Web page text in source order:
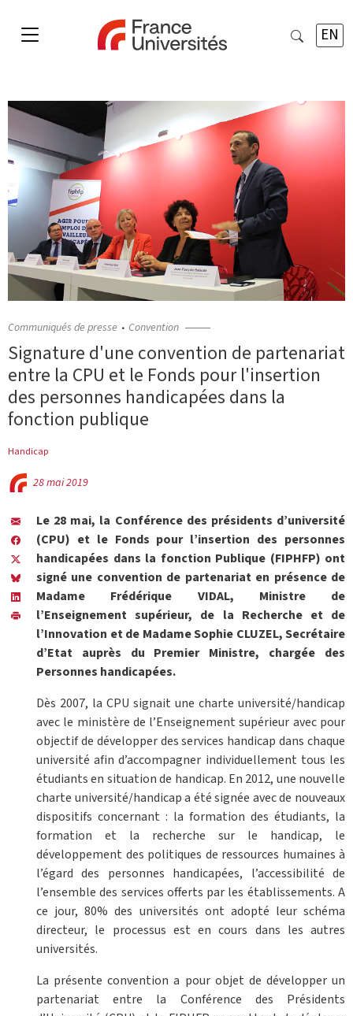
EN
Communiqués de presse Convention
Signature d'une convention de partenariat
entre la CPU et le Fonds pour l'insertion
des personnes handicapées dans la
fonction publique
Handicap
28 mai 2019
Le 28 mai, la Conférence des présidents d’université
(CPU) et le Fonds pour l’insertion des personnes
handicapées dans la fonction Publique (FIPHFP) ont
signé une convention de partenariat en présence de
Madame Frédérique VIDAL, Ministre de
l’Enseignement supérieur, de la Recherche et de
l’Innovation et de Madame Sophie CLUZEL, Secrétaire
d’Etat auprès du Premier Ministre, chargée des
Personnes handicapées.
Dès 2007, la CPU signait une charte université/handicap
avec le ministère de l’Enseignement supérieur avec pour
objectif de développer des services handicap dans chaque
université afin d’accompagner individuellement tous les
étudiants en situation de handicap. En 2012, une nouvelle
charte université/handicap a été signée avec de nouveaux
dispositifs concernant : la formation des étudiants, la
formation et la recherche sur le handicap, le
développement des politiques de ressources humaines à
l’égard des personnes handicapées, l’accessibilité de
l’ensemble des services offerts par les établissements. A
ce jour, 80% des universités ont adopté leur schéma
directeur, le processus est en cours dans les autres
universités.
La présente convention a pour objet de développer un
partenariat entre la Conférence des Présidents